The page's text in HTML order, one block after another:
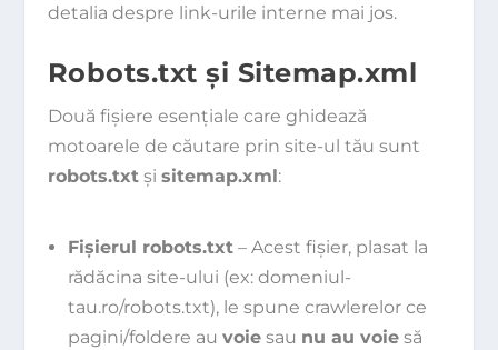
detalia despre link-urile interne mai jos.
Robots.txt și Sitemap.xml
Două fișiere esențiale care ghidează
motoarele de căutare prin site-ul tău sunt
robots.txtși sitemap.xml :
Fișierul robots.txt– Acest fișier, plasat la
rădăcina site-ului (ex: domeniul-
tau.ro/robots.txt), le spune crawlerelor ce
pagini/foldere au voiesau nu au voiesă